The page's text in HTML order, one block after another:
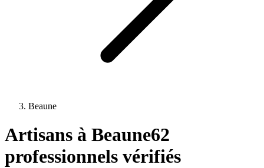
Beaune
Artisans à Beaune62
professionnels vérifiés